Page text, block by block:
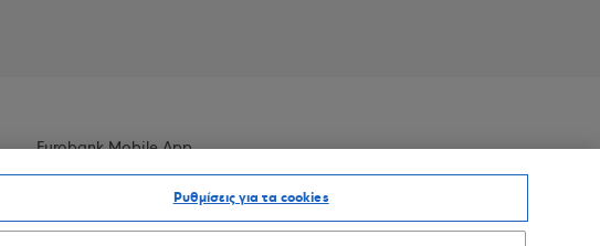
Eurobank Mobile App
Ρυθμίσεις για τα cookies